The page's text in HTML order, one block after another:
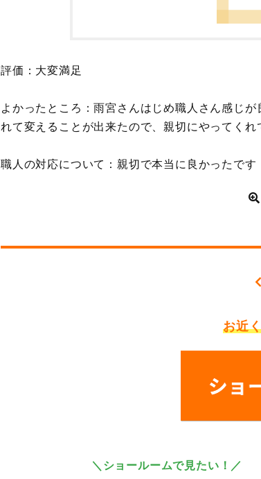
評価：大変満足
よかったところ：雨宮さんはじめ職人さん感じ
れて変えることが出来たので、親切にやってくれ
職人の対応について：親切で本当に良かったです
お近
＼ショールームで見たい！／